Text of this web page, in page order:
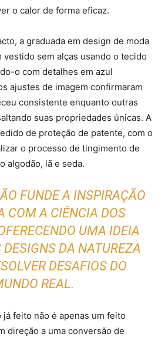
o calor de forma eficaz.
a graduada em design de moda
vestido sem alças usando o tecido
o com detalhes em azul
ajustes de imagem confirmaram
consistente enquanto outras
suas propriedades únicas. A
de proteção de patente, com o
o processo de tingimento de
algodão, lã e seda.
FUNDE A INSPIRAÇÃO
COM A CIÊNCIA DOS
UMA IDEIA
DESIGNS DA NATUREZA
DESAFIOS DO
REAL.
feito não é apenas um feito
direção a uma conversão de